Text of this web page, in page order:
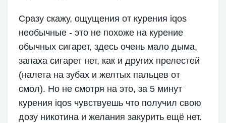
Сразу скажу, ощущения от курения iqos
необычные - это не похоже на курение
обычных сигарет, здесь очень мало дыма,
запаха сигарет нет, как и других прелестей
(налета на зубах и желтых пальцев от
смол). Но не смотря на это, за 5 минут
курения iqos чувствуешь что получил свою
дозу никотина и желания закурить ещё нет.